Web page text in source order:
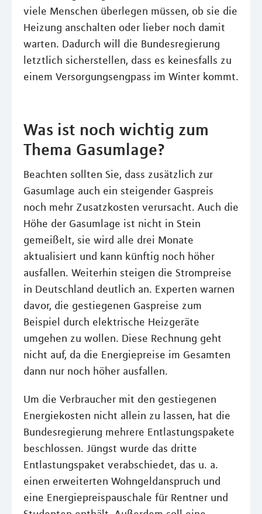
viele Menschen überlegen müssen, ob sie die
Heizung anschalten oder lieber noch damit
warten. Dadurch will die Bundesregierung
letztlich sicherstellen, dass es keinesfalls zu
einem Versorgungsengpass im Winter kommt.
Was ist noch wichtig zum
Thema Gasumlage?
Beachten sollten Sie, dass zusätzlich zur
Gasumlage auch ein steigender Gaspreis
noch mehr Zusatzkosten verursacht. Auch die
Höhe der Gasumlage ist nicht in Stein
gemeißelt, sie wird alle drei Monate
aktualisiert und kann künftig noch höher
ausfallen. Weiterhin steigen die Strompreise
in Deutschland deutlich an. Experten warnen
davor, die gestiegenen Gaspreise zum
Beispiel durch elektrische Heizgeräte
umgehen zu wollen. Diese Rechnung geht
nicht auf, da die Energiepreise im Gesamten
dann nur noch höher ausfallen.
Um die Verbraucher mit den gestiegenen
Energiekosten nicht allein zu lassen, hat die
Bundesregierung mehrere Entlastungspakete
beschlossen. Jüngst wurde das dritte
Entlastungspaket verabschiedet, das u. a.
einen erweiterten Wohngeldanspruch und
eine Energiepreispauschale für Rentner und